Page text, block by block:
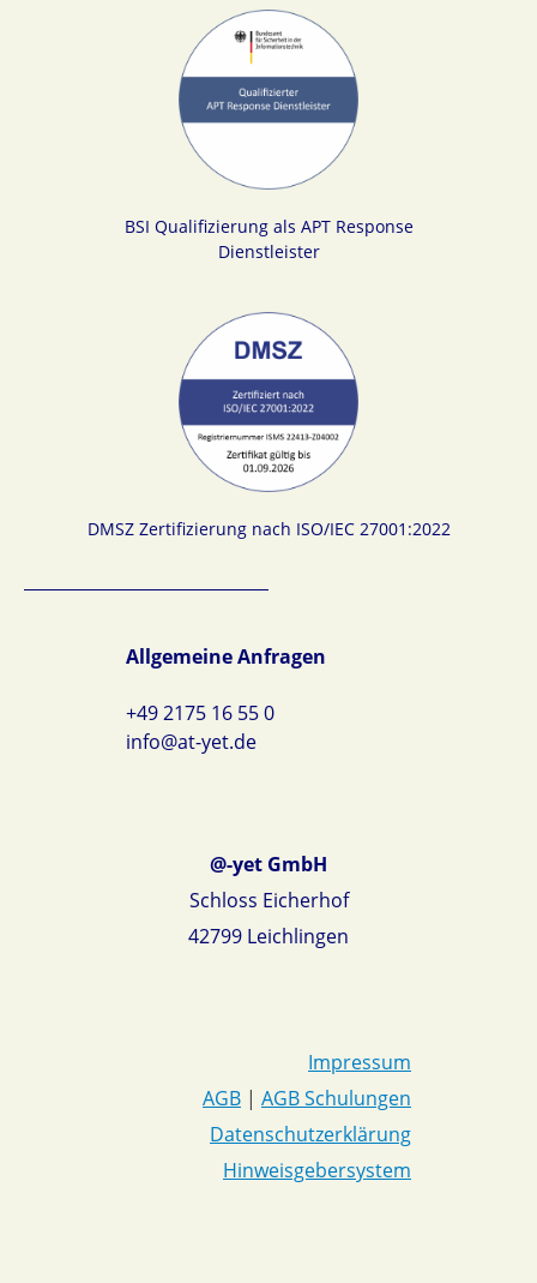
BSI Qualifizierung als APT Response
Dienstleister
DMSZ Zertifizierung nach ISO/IEC 27001:2022
Allgemeine Anfragen
+49 2175 16 55 0
info@at-yet.de
@-yet GmbH
Schloss Eicherhof
42799 Leichlingen
Impressum
AGB | AGB Schulungen
Datenschutzerklärung
Hinweisgebersystem